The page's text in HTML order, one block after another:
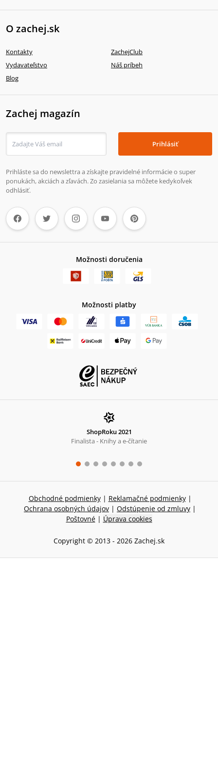
O zachej.sk
Kontakty
ZachejClub
Vydavateľstvo
Náš príbeh
Blog
Zachej magazín
Prihlásiť
Prihláste sa do newslettra a získajte pravidelné informácie o super
ponukách, akciách a zľavách. Zo zasielania sa môžete kedykoľvek
odhlásiť.
Možnosti doručenia
Možnosti platby
ShopRoku 2021
Finalista - Knihy a e-čítanie
Obchodné podmienky | Reklamačné podmienky |
Ochrana osobných údajov | Odstúpenie od zmluvy |
Poštovné | Úprava cookies
Copyright © 2013 - 2026 Zachej.sk